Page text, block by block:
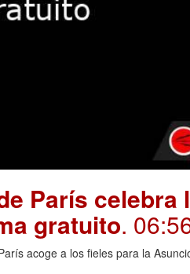
París celebra
gratuito.
acoge a los fieles para la